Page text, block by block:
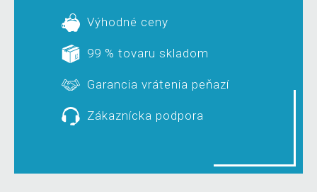
Výhodné ceny
99 % tovaru skladom
Garancia vrátenia peňazí
Zákaznícka podpora